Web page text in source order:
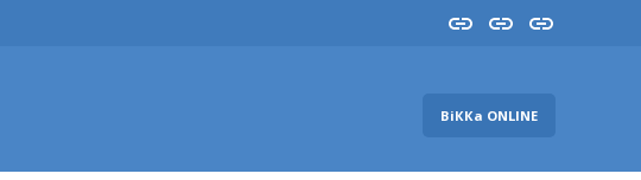
InstaYouTube
FB
ВіККа ONLINE